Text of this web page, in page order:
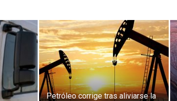
Petróleo corrige tras aliviarse la